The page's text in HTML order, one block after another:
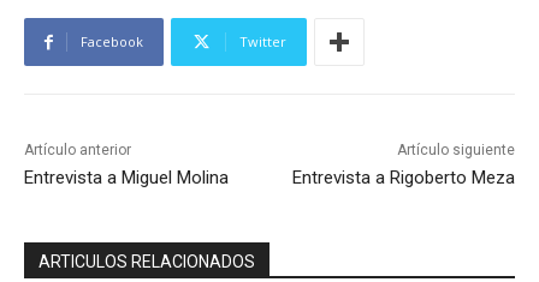
Facebook Twitter
Artículo anterior
Entrevista a Miguel Molina
Artículo siguiente
Entrevista a Rigoberto Meza
ARTICULOS RELACIONADOS